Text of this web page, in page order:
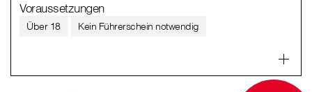
Voraussetzungen
Über 18 Kein Führerschein notwendig